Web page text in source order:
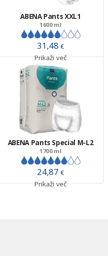
ABENA Pants XXL1
1600 ml
31,48 €
Prikaži več
ABENA Pants Special M-L2
1700 ml
24,87 €
Prikaži več